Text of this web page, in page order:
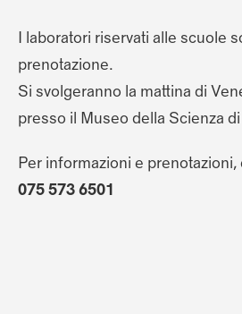
I laboratori riservati alle scuole
prenotazione.
Si svolgeranno la mattina di
presso il Museo della Scienza
Per informazioni e
075 573 6501